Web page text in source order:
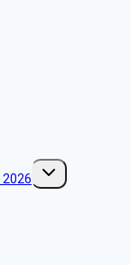
Untermenü
umschalten